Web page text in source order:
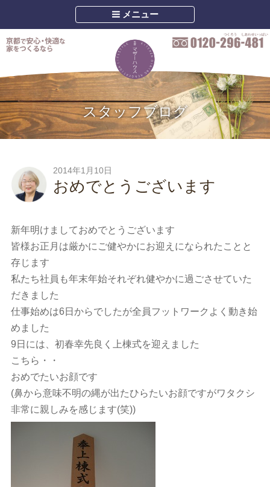
メニュー
スタッフブログ
2014年1月10日
おめでとうございます
新年明けましておめでとうございます
皆様お正月は厳かにご健やかにお迎えになられたことと
存じます
私たち社員も年末年始それぞれ健やかに過ごさせていた
だきました
仕事始めは6日からでしたが全員フットワークよく動き始
めました
9日には、初春幸先良く上棟式を迎えました
こちら・・
おめでたいお顔です
(鼻から意味不明の縄が出たひらたいお顔ですがワタクシ
非常に親しみを感じます(笑))